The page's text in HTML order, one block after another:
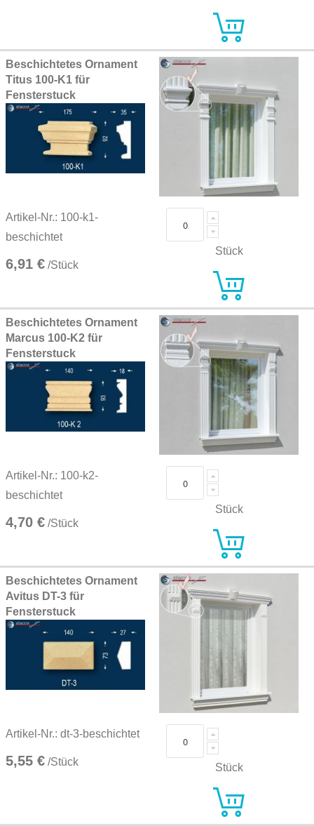
Beschichtetes Ornament
Titus 100-K1 für
Fensterstuck
Artikel-Nr.: 100-k1-
beschichtet
6,91 € /Stück
Stück
Beschichtetes Ornament
Marcus 100-K2 für
Fensterstuck
Artikel-Nr.: 100-k2-
beschichtet
4,70 € /Stück
Stück
Beschichtetes Ornament
Avitus DT-3 für
Fensterstuck
Artikel-Nr.: dt-3-beschichtet
5,55 € /Stück Stück